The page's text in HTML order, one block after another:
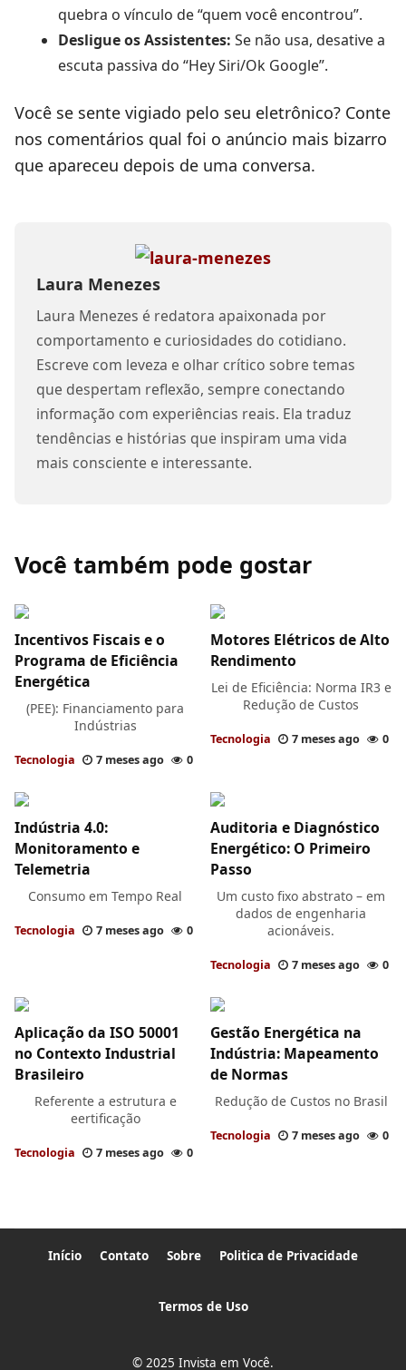
quebra o vínculo de “quem você encontrou”.
Desligue os Assistentes: Se não usa, desative a
escuta passiva do “Hey Siri/Ok Google”.
Você se sente vigiado pelo seu eletrônico? Conte
nos comentários qual foi o anúncio mais bizarro
que apareceu depois de uma conversa.
Laura Menezes
Laura Menezes é redatora apaixonada por
comportamento e curiosidades do cotidiano.
Escreve com leveza e olhar crítico sobre temas
que despertam reflexão, sempre conectando
informação com experiências reais. Ela traduz
tendências e histórias que inspiram uma vida
mais consciente e interessante.
Incentivos Fiscais e o
Programa de Eficiência
Energética
(PEE): Financiamento para
Indústrias
Tecnologia 7 meses ago 0
Motores Elétricos de Alto
Rendimento
Lei de Eficiência: Norma IR3 e
Redução de Custos
Tecnologia 7 meses ago 0
Indústria 4.0:
Monitoramento e
Telemetria
Consumo em Tempo Real
Tecnologia 7 meses ago 0
Auditoria e Diagnóstico
Energético: O Primeiro
Passo
Um custo fixo abstrato – em
dados de engenharia
acionáveis.
Tecnologia 7 meses ago 0
Aplicação da ISO 50001
no Contexto Industrial
Brasileiro
Referente a estrutura e
eertificação
Tecnologia 7 meses ago 0
Gestão Energética na
Indústria: Mapeamento
de Normas
Redução de Custos no Brasil
Tecnologia 7 meses ago 0
Início Contato Sobre Politica de Privacidade
Termos de Uso
© 2025 Invista em Você.